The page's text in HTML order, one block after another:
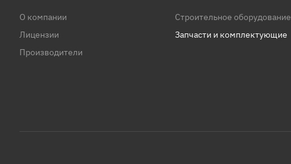
О компании
Лицензии
Производители
Строительное оборудование
Запчасти и комплектующие